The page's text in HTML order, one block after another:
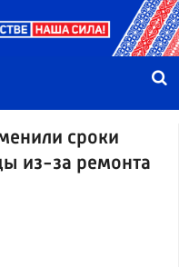
сроки
из-за ремонта